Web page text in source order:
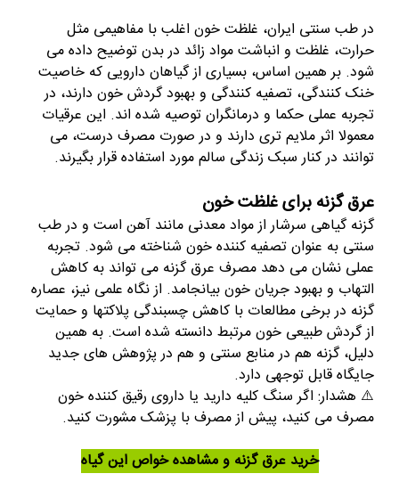
در طب سنتی ایران، غلظت خون اغلب با مفاهیمی مثل
حرارت، غلظت و انباشت مواد زائد در بدن توضیح داده می
شود. بر همین اساس، بسیاری از گیاهان دارویی که خاصیت
خنک کنندگی، تصفیه کنندگی و بهبود گردش خون دارند، در
تجربه عملی حکما و درمانگران توصیه شده اند. این عرقیات
معمولا اثر ملایم تری دارند و در صورت مصرف درست، می
توانند در کنار سبک زندگی سالم مورد استفاده قرار بگیرند.
عرق گزنه برای غلظت خون
گزنه گیاهی سرشار از مواد معدنی مانند آهن است و در طب
سنتی به عنوان تصفیه کننده خون شناخته می شود. تجربه
عملی نشان می دهد مصرف عرق گزنه می تواند به کاهش
التهاب و بهبود جریان خون بیانجامد. از نگاه علمی نیز، عصاره
گزنه در برخی مطالعات با کاهش چسبندگی پلاکتها و حمایت
از گردش طبیعی خون مرتبط دانسته شده است. به همین
دلیل، گزنه هم در منابع سنتی و هم در پژوهش های جدید
جایگاه قابل توجهی دارد.
⚠️ هشدار: اگر سنگ کلیه دارید یا داروی رقیق کننده خون
مصرف می کنید، پیش از مصرف با پزشک مشورت کنید.
خرید عرق گزنه و مشاهده خواص این گیاه